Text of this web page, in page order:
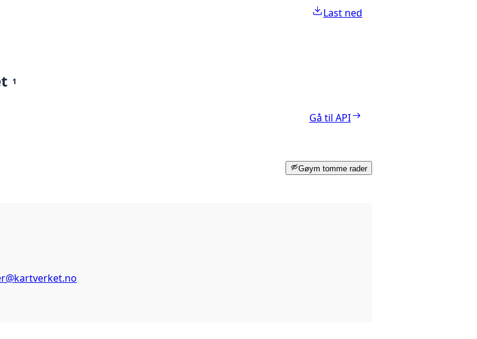
Last ned
1
Gå til API
Gøym tomme rader